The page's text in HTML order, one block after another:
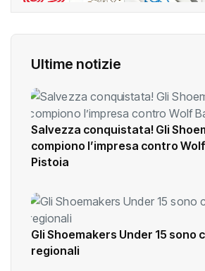
Ultime notizie
Salvezza conquistata! Gli
compiono l’impresa contro
Pistoia
Gli Shoemakers Under 15 sono
regionali